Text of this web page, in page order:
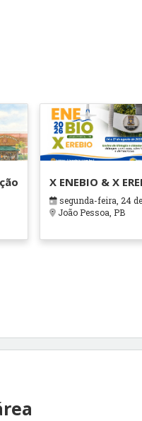
X ENEBIO & X
segunda-feira, 24
João Pessoa, PB